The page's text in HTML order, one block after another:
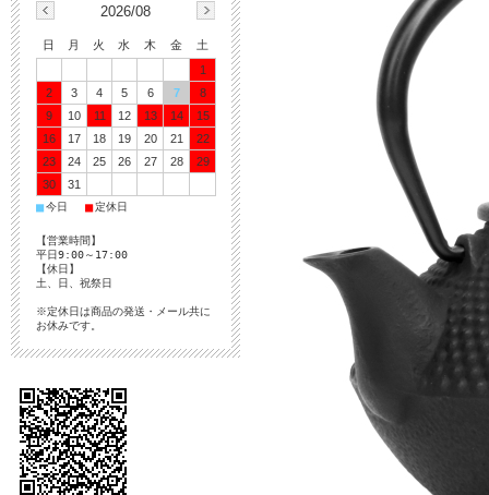
2026/08
日 月 火 水 木 金
土
1
2
3 4 5 6 7
8
9
10 11 12 13 14
15
16
17 18 19 20 21
22
23
24 25 26 27 28
29
30
31
■今日 ■定休日
【営業時間】
平日9:00～17:00
【休日】
土、日、祝祭日
※定休日は商品の発送・メール共に
お休みです。